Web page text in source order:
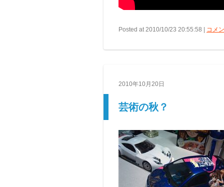
Posted at 2010/10/23 20:55:58 | コメ
2010年10月20日
芸術の秋？